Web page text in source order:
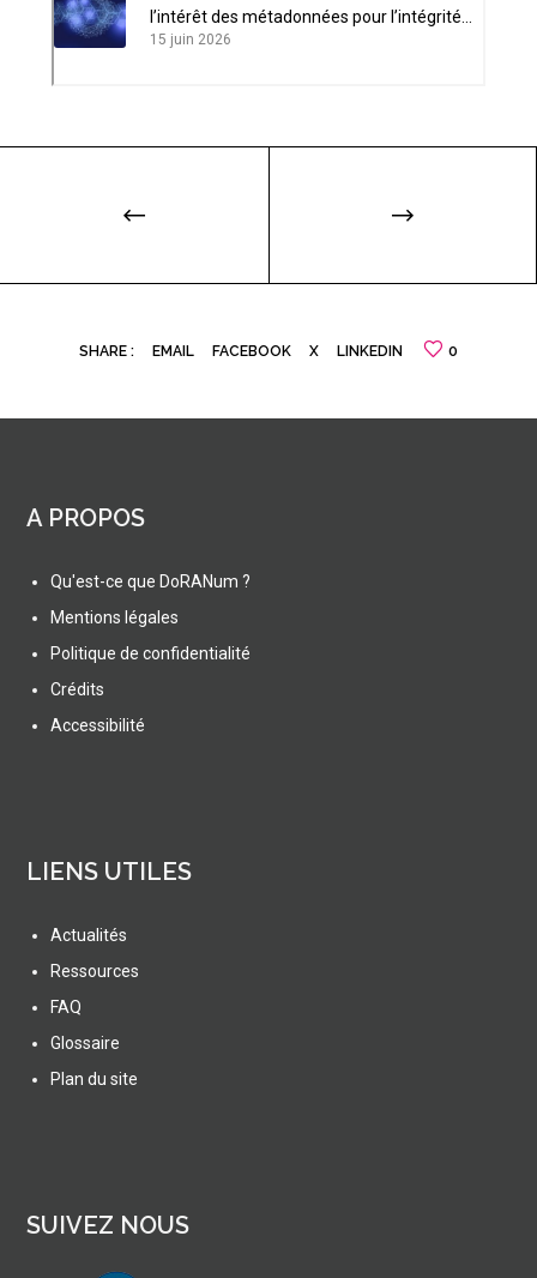
l’intérêt des métadonnées pour l’intégrité
scientifique
15 juin 2026
SHARE : EMAIL FACEBOOK X LINKEDIN 0
A PROPOS
Qu'est-ce que DoRANum ?
Mentions légales
Politique de confidentialité
Crédits
Accessibilité
LIENS UTILES
Actualités
Ressources
FAQ
Glossaire
Plan du site
SUIVEZ NOUS